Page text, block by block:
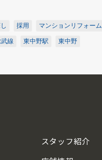
採用 マンションリフォーム
線 東中野駅 東中野
スタッフ紹介